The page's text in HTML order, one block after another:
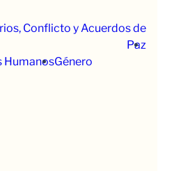
Conflicto y Acuerdos de
Paz
HumanosGénero